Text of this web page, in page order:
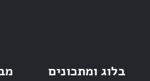
בלוג ומתכונים